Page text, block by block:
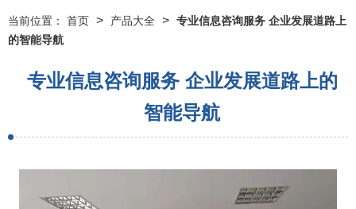
当前位置： 首页 > 产品大全 > 专业信息咨询服务 企业发展道路上
的智能导航
专业信息咨询服务 企业发展道路上的
智能导航